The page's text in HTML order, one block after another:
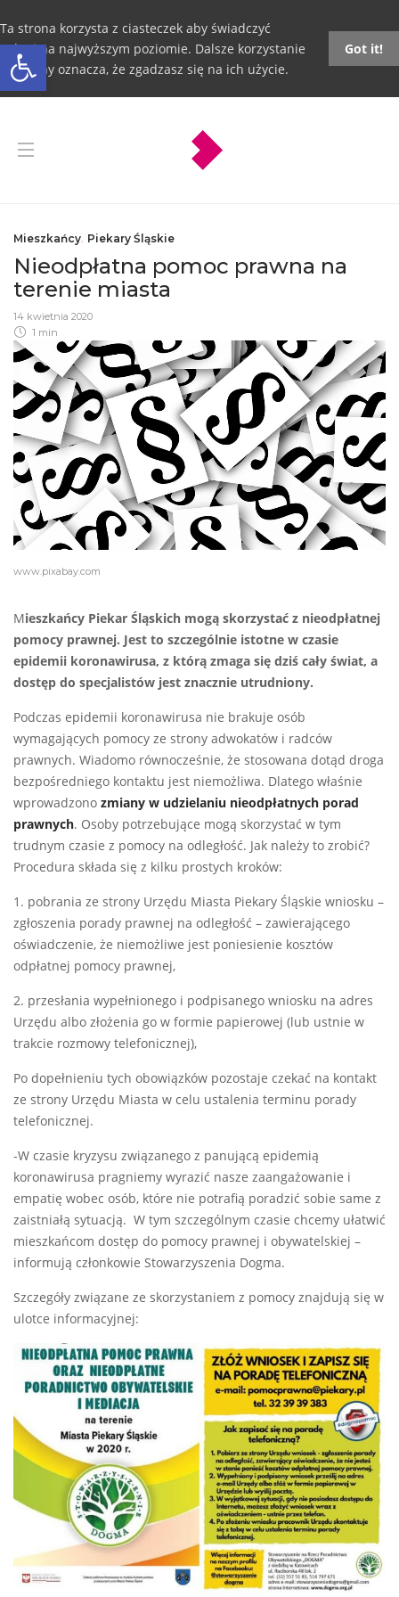
Otwórz pasek narzędzi
Ta strona korzysta z ciasteczek aby świadczyć
usługi na najwyższym poziomie. Dalsze korzystanie
ze strony oznacza, że zgadzasz się na ich użycie.
Got it!
Mieszkańcy, Piekary Śląskie
Nieodpłatna pomoc prawna na
terenie miasta
14 kwietnia 2020
1 min
www.pixabay.com
Mieszkańcy Piekar Śląskich mogą skorzystać z nieodpłatnej
pomocy prawnej. Jest to szczególnie istotne w czasie
epidemii koronawirusa, z którą zmaga się dziś cały świat, a
dostęp do specjalistów jest znacznie utrudniony.
Podczas epidemii koronawirusa nie brakuje osób
wymagających pomocy ze strony adwokatów i radców
prawnych. Wiadomo równocześnie, że stosowana dotąd droga
bezpośredniego kontaktu jest niemożliwa. Dlatego właśnie
wprowadzono zmiany w udzielaniu nieodpłatnych porad
prawnych. Osoby potrzebujące mogą skorzystać w tym
trudnym czasie z pomocy na odległość. Jak należy to zrobić?
Procedura składa się z kilku prostych kroków:
1. pobrania ze strony Urzędu Miasta Piekary Śląskie wniosku –
zgłoszenia porady prawnej na odległość – zawierającego
oświadczenie, że niemożliwe jest poniesienie kosztów
odpłatnej pomocy prawnej,
2. przesłania wypełnionego i podpisanego wniosku na adres
Urzędu albo złożenia go w formie papierowej (lub ustnie w
trakcie rozmowy telefonicznej),
Po dopełnieniu tych obowiązków pozostaje czekać na kontakt
ze strony Urzędu Miasta w celu ustalenia terminu porady
telefonicznej.
-W czasie kryzysu związanego z panującą epidemią
koronawirusa pragniemy wyrazić nasze zaangażowanie i
empatię wobec osób, które nie potrafią poradzić sobie same z
zaistniałą sytuacją. W tym szczególnym czasie chcemy ułatwić
mieszkańcom dostęp do pomocy prawnej i obywatelskiej –
informują członkowie Stowarzyszenia Dogma.
Szczegóły związane ze skorzystaniem z pomocy znajdują się w
ulotce informacyjnej: